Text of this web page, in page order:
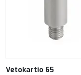
Vetokartio 65